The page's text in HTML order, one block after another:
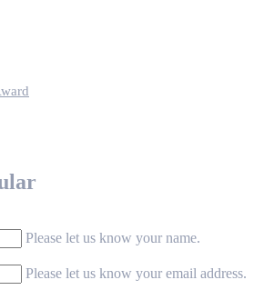
Please let us know your name.
Please let us know your email address.